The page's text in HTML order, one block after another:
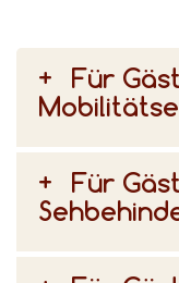
Für
Für